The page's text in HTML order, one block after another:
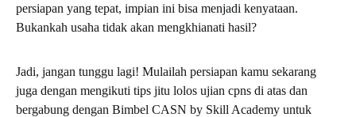
persiapan yang tepat, impian ini bisa menjadi kenyataan.
Bukankah usaha tidak akan mengkhianati hasil?
Jadi, jangan tunggu lagi! Mulailah persiapan kamu sekarang
juga dengan mengikuti tips jitu lolos ujian cpns di atas dan
bergabung dengan Bimbel CASN by Skill Academy untuk